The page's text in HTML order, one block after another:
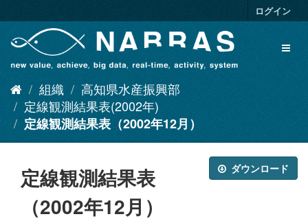
キ
ログイン
組織
高知県水産振興部
定線観測結果表(2002年)
定線観測結果表（2002年12月）
ダウンロード
定線観測結果表
（2002年12月）